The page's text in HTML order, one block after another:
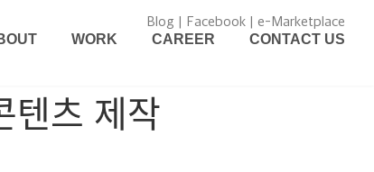
Blog | Facebook| e-Marketplace
WORK CAREER CONTACT US
제작